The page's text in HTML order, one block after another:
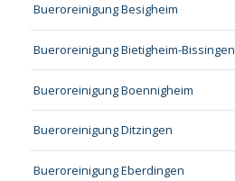
Bueroreinigung Besigheim
Bueroreinigung Bietigheim-Bissingen
Bueroreinigung Boennigheim
Bueroreinigung Ditzingen
Bueroreinigung Eberdingen